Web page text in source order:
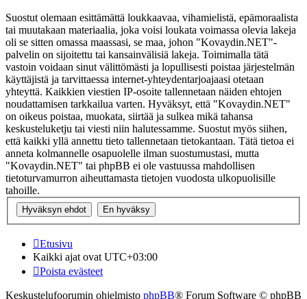
Suostut olemaan esittämättä loukkaavaa, vihamielistä, epämoraalista
tai muutakaan materiaalia, joka voisi loukata voimassa olevia lakeja
oli se sitten omassa maassasi, se maa, johon "Kovaydin.NET"-
palvelin on sijoitettu tai kansainvälisiä lakeja. Toimimalla tätä
vastoin voidaan sinut välittömästi ja lopullisesti poistaa järjestelmän
käyttäjistä ja tarvittaessa internet-yhteydentarjoajaasi otetaan
yhteyttä. Kaikkien viestien IP-osoite tallennetaan näiden ehtojen
noudattamisen tarkkailua varten. Hyväksyt, että "Kovaydin.NET"
on oikeus poistaa, muokata, siirtää ja sulkea mikä tahansa
keskusteluketju tai viesti niin halutessamme. Suostut myös siihen,
että kaikki yllä annettu tieto tallennetaan tietokantaan. Tätä tietoa ei
anneta kolmannelle osapuolelle ilman suostumustasi, mutta
"Kovaydin.NET" tai phpBB ei ole vastuussa mahdollisen
tietoturvamurron aiheuttamasta tietojen vuodosta ulkopuolisille
tahoille.
Etusivu
Kaikki ajat ovat UTC+03:00
Poista evästeet
Keskustelufoorumin ohjelmisto phpBB® Forum Software © phpBB